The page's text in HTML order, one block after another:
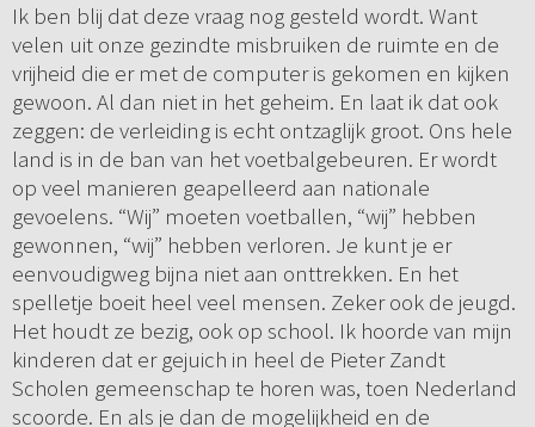
Ik ben blij dat deze vraag nog gesteld wordt. Want
velen uit onze gezindte misbruiken de ruimte en de
vrijheid die er met de computer is gekomen en kijken
gewoon. Al dan niet in het geheim. En laat ik dat ook
zeggen: de verleiding is echt ontzaglijk groot. Ons hele
land is in de ban van het voetbalgebeuren. Er wordt
op veel manieren geapelleerd aan nationale
gevoelens. “Wij” moeten voetballen, “wij” hebben
gewonnen, “wij” hebben verloren. Je kunt je er
eenvoudigweg bijna niet aan onttrekken. En het
spelletje boeit heel veel mensen. Zeker ook de jeugd.
Het houdt ze bezig, ook op school. Ik hoorde van mijn
kinderen dat er gejuich in heel de Pieter Zandt
Scholen gemeenschap te horen was, toen Nederland
scoorde. En als je dan de mogelijkheid en de